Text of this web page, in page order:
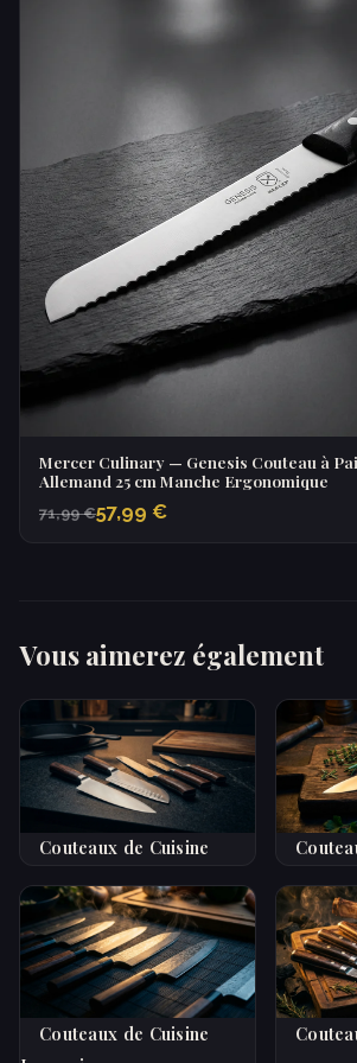
Mercer Culinary — Genesis Couteau à
Allemand 25 cm Manche Ergonomique
71,99 €57,99 €
Vous aimerez également
Couteaux de Cuisine
Couteaux de Cuisine